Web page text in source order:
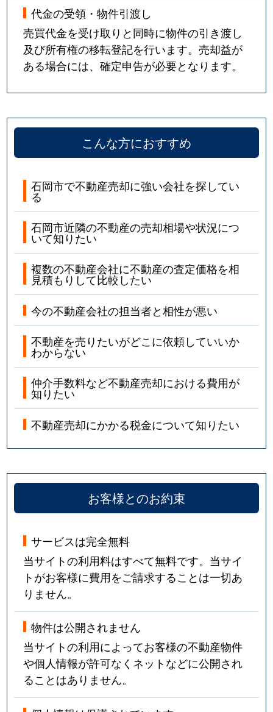
代金の受領・物件引渡し
売買代金を受け取りと同時に物件の引き渡し
及び所有権の移転登記を行います。売却益が
ある場合には、確定申告が必要となります。
こんな方におすすめ
石岡市で不動産売却に強い会社を探してい
る
石岡市近隣の不動産の売却相場や状況につ
いて知りたい
複数の不動産会社に不動産の査定価格を相
見積もりして比較したい
今の不動産会社の担当者と相性が悪い
不動産を売りたいがどこに依頼していいか
わからない
仲介手数料など不動産売却における費用が
知りたい
不動産売却にかかる税金について知りたい
お客様とのお約束
サービスは完全無料
当サイトの利用料はすべて無料です。当サイ
トがお客様に費用をご請求することは一切あ
りません。
物件は公開されません
当サイトの利用によってお客様の不動産物件
や個人情報が許可なくネットなどに公開され
ることはありません。